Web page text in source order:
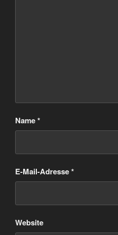
Name*
E-Mail-Adresse*
Website